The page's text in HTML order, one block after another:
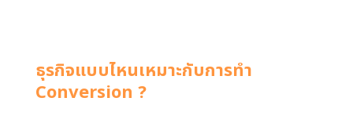
ธุรกิจแบบไหนเหมาะกับการทำ
Conversion ?